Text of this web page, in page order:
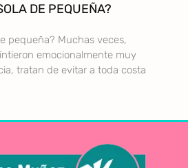
DE PEQUEÑA?
pequeña? Muchas veces,
emocionalmente muy
tratan de evitar a toda costa